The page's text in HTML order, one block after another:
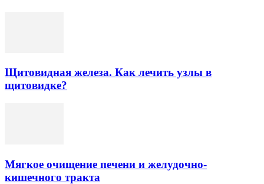
Щитовидная железа. Как лечить узлы в
щитовидке?
Мягкое очищение печени и желудочно-
кишечного тракта